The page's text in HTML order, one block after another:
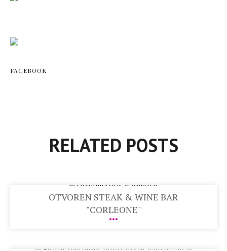
FACEBOOK
RELATED POSTS
OTVOREN STEAK & WINE BAR
"CORLEONE"